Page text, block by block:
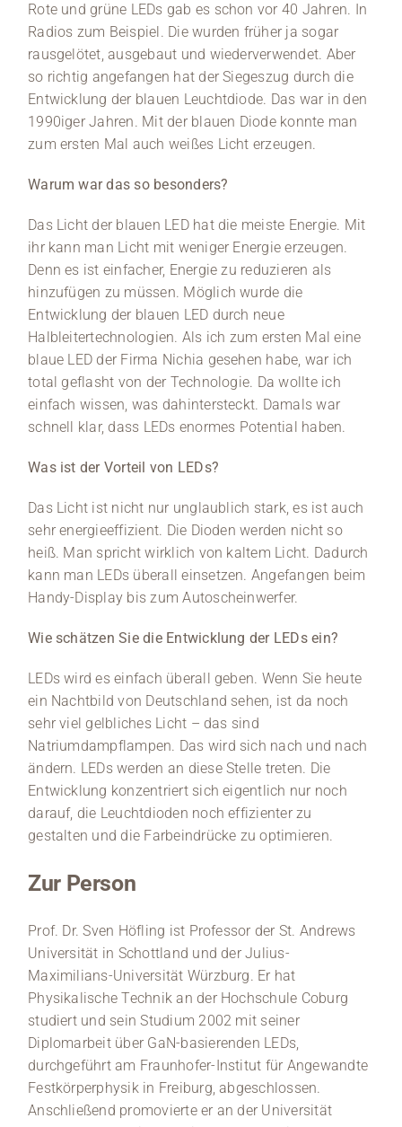
Rote und grüne LEDs gab es schon vor 40 Jahren. In
Radios zum Beispiel. Die wurden früher ja sogar
rausgelötet, ausgebaut und wiederverwendet. Aber
so richtig angefangen hat der Siegeszug durch die
Entwicklung der blauen Leuchtdiode. Das war in den
1990iger Jahren. Mit der blauen Diode konnte man
zum ersten Mal auch weißes Licht erzeugen.
Warum war das so besonders?
Das Licht der blauen LED hat die meiste Energie. Mit
ihr kann man Licht mit weniger Energie erzeugen.
Denn es ist einfacher, Energie zu reduzieren als
hinzufügen zu müssen. Möglich wurde die
Entwicklung der blauen LED durch neue
Halbleitertechnologien. Als ich zum ersten Mal eine
blaue LED der Firma Nichia gesehen habe, war ich
total geflasht von der Technologie. Da wollte ich
einfach wissen, was dahintersteckt. Damals war
schnell klar, dass LEDs enormes Potential haben.
Was ist der Vorteil von LEDs?
Das Licht ist nicht nur unglaublich stark, es ist auch
sehr energieeffizient. Die Dioden werden nicht so
heiß. Man spricht wirklich von kaltem Licht. Dadurch
kann man LEDs überall einsetzen. Angefangen beim
Handy-Display bis zum Autoscheinwerfer.
Wie schätzen Sie die Entwicklung der LEDs ein?
LEDs wird es einfach überall geben. Wenn Sie heute
ein Nachtbild von Deutschland sehen, ist da noch
sehr viel gelbliches Licht – das sind
Natriumdampflampen. Das wird sich nach und nach
ändern. LEDs werden an diese Stelle treten. Die
Entwicklung konzentriert sich eigentlich nur noch
darauf, die Leuchtdioden noch effizienter zu
gestalten und die Farbeindrücke zu optimieren.
Zur Person
Prof. Dr. Sven Höfling ist Professor der St. Andrews
Universität in Schottland und der Julius-
Maximilians-Universität Würzburg. Er hat
Physikalische Technik an der Hochschule Coburg
studiert und sein Studium 2002 mit seiner
Diplomarbeit über GaN-basierenden LEDs,
durchgeführt am Fraunhofer-Institut für Angewandte
Festkörperphysik in Freiburg, abgeschlossen.
Anschließend promovierte er an der Universität